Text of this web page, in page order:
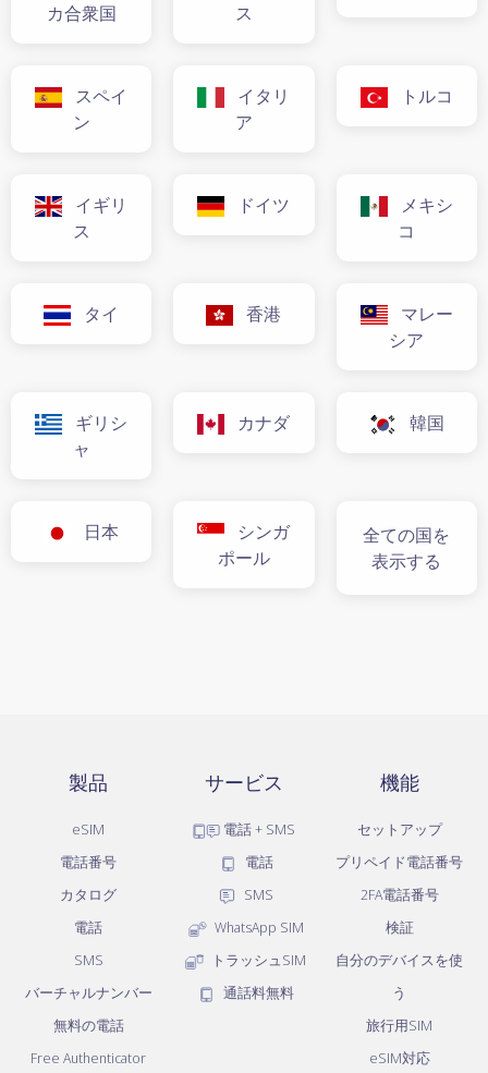
カ合衆国
ス
スペイ
ン
イタリ
ア
トルコ
イギリ
ス
ドイツ
メキシ
コ
タイ 香港
マレー
シア
ギリシ
ャ
カナダ 韓国
日本
シンガ
ポール
全ての国を
表示する
製品
eSIM
電話番号
カタログ
電話
SMS
バーチャルナンバー
無料の電話
Free Authenticator
サービス
電話 + SMS
電話
SMS
WhatsApp SIM
トラッシュSIM
通話料無料
機能
セットアップ
プリペイド電話番号
2FA電話番号
検証
自分のデバイスを使
う
旅行用SIM
eSIM対応